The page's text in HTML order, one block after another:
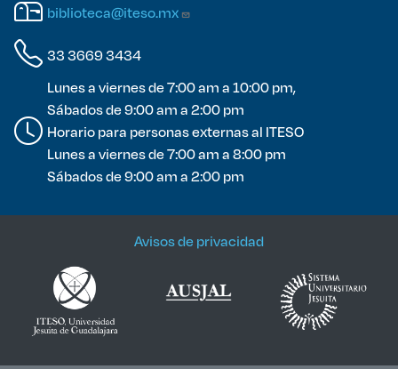
biblioteca@iteso.mx
33 3669 3434
Lunes a viernes de 7:00 am a 10:00 pm,
Sábados de 9:00 am a 2:00 pm
Horario para personas externas al ITESO
Lunes a viernes de 7:00 am a 8:00 pm
Sábados de 9:00 am a 2:00 pm
Avisos de privacidad